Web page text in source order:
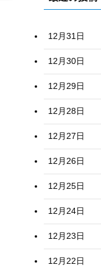
12月31日
12月30日
12月29日
12月28日
12月27日
12月26日
12月25日
12月24日
12月23日
12月22日